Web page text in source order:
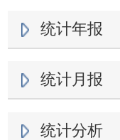
统计年报
统计月报
统计分析